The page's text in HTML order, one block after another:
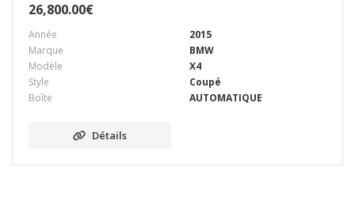
26,800.00€
Année
2015
Marque
BMW
Modèle
X4
Style
Coupé
Boîte
AUTOMATIQUE
Détails